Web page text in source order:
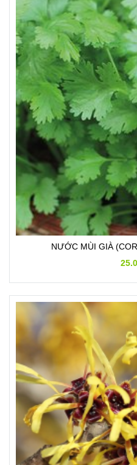
NƯỚC MÙI GIÀ